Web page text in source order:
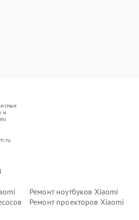
и
Ремонт ноутбуков Xiaomi
Ремонт проекторов Xiaomi